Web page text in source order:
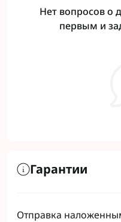
Нет вопросов о
первым и
Гарантии
Отправка